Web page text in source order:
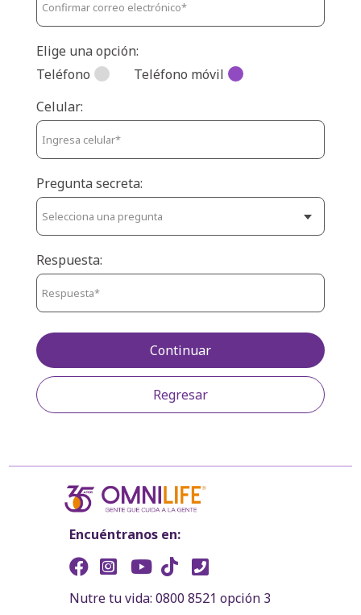
Elige una opción:
Teléfono
Teléfono móvil
Celular:
Pregunta secreta:
Respuesta:
Regresar
Continuar
Encuéntranos en:
Nutre tu vida: 0800 8521 opción 3